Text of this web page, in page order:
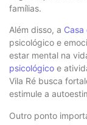
famílias.
Além disso, a Casa
psicológico e
estar mental na
psicológico e
Vila Ré busca
estimule a
Outro ponto